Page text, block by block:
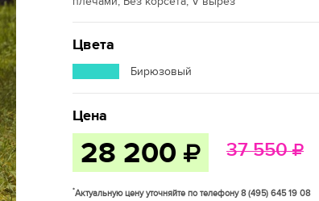
Цвета
Бирюзовый
Цена
28 200 37 550
*Актуальную цену уточняйте по телефону 8 (495) 645 19 08